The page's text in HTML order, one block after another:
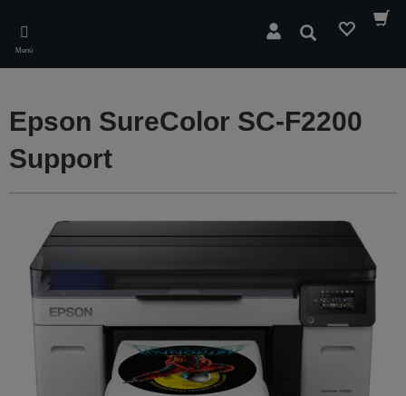
main
content
Menú
Buscar
Epson SureColor SC-F2200
Support